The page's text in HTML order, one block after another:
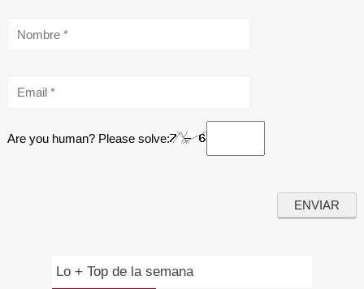
Are you human? Please solve:
Lo + Top de la semana